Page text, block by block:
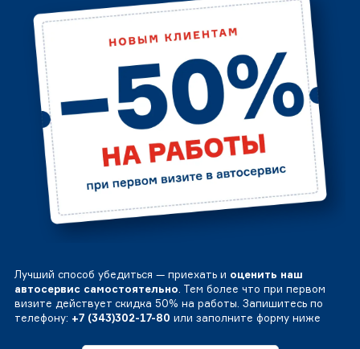
Лучший способ убедиться — приехать и оценить наш
автосервис самостоятельно. Тем более что при первом
визите действует скидка 50% на работы. Запишитесь по
телефону: +7 (343)302-17-80 или заполните форму ниже